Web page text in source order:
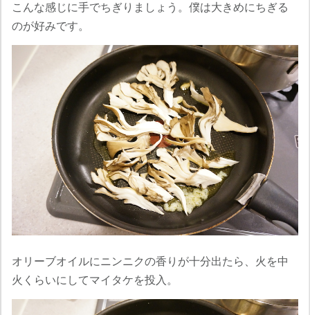
こんな感じに手でちぎりましょう。僕は大きめにちぎる
のが好みです。
オリーブオイルにニンニクの香りが十分出たら、火を中
火くらいにしてマイタケを投入。